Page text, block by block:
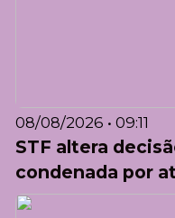
08/08/2026 • 09:11
STF altera
condenada por